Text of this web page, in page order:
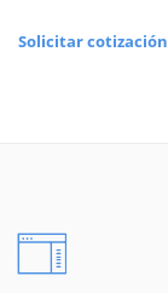
Solicitar